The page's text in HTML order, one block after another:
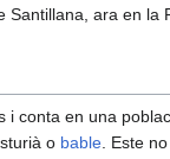
ara en la
conta en una
o bable. Este